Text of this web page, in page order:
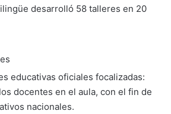
desarrolló 58 talleres en 20
educativas oficiales focalizadas:
docentes en el aula, con el fin de
nacionales.